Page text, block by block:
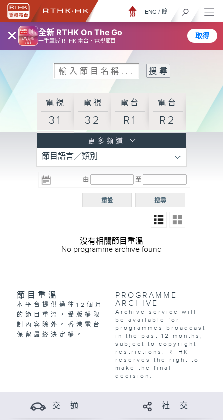
× 全新 RTHK On The Go
一手掌握 RTHK 電台、電視節目
取得
ENG / 簡
電視
31
電視
32
電台
R1
電台
R2
R3
電台 電台
R5
電台
普通
更多頻道
節目語言／類別
由 至
搜尋
重設
沒有相關節目重溫
No programme archive found
節目重溫
本平台提供過往12個月
的節目重溫，受版權限
制內容除外。香港電台
保留最終決定權。
PROGRAMME
ARCHIVE
Archive service will
be available for
programmes broadcast
in the past 12 months,
subject to copyright
restrictions. RTHK
reserves the right to
make the final
decision.
交 通 社 交